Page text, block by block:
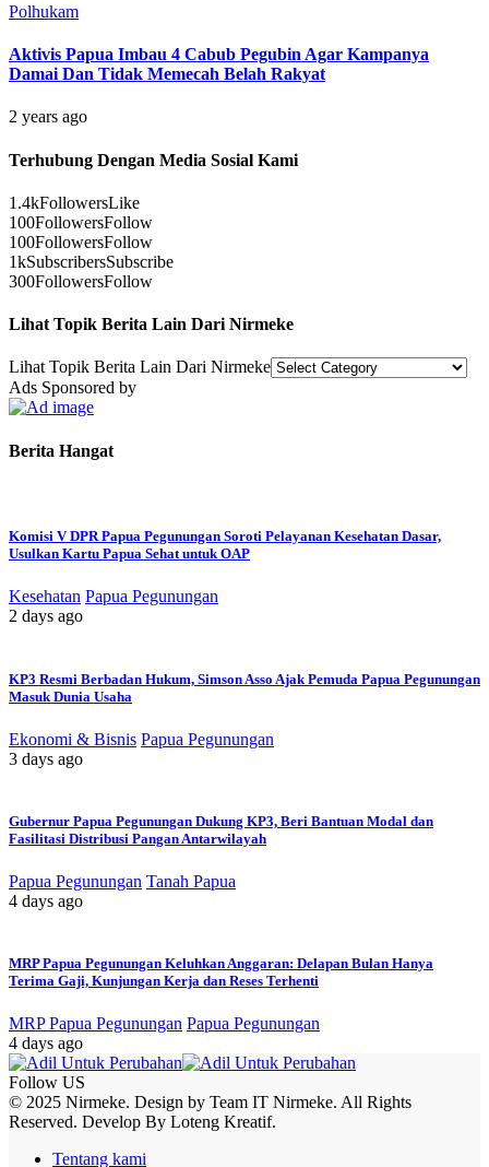
Polhukam
Aktivis Papua Imbau 4 Cabub Pegubin Agar Kampanya
Damai Dan Tidak Memecah Belah Rakyat
2 years ago
Terhubung Dengan Media Sosial Kami
1.4kFollowersLike
100FollowersFollow
100FollowersFollow
1kSubscribersSubscribe
300FollowersFollow
Lihat Topik Berita Lain Dari Nirmeke
Lihat Topik Berita Lain Dari Nirmeke
Ads Sponsored by
Berita Hangat
Komisi V DPR Papua Pegunungan Soroti Pelayanan Kesehatan Dasar,
Usulkan Kartu Papua Sehat untuk OAP
Kesehatan Papua Pegunungan
2 days ago
KP3 Resmi Berbadan Hukum, Simson Asso Ajak Pemuda Papua Pegunungan
Masuk Dunia Usaha
Ekonomi & Bisnis Papua Pegunungan
3 days ago
Gubernur Papua Pegunungan Dukung KP3, Beri Bantuan Modal dan
Fasilitasi Distribusi Pangan Antarwilayah
Papua Pegunungan Tanah Papua
4 days ago
MRP Papua Pegunungan Keluhkan Anggaran: Delapan Bulan Hanya
Terima Gaji, Kunjungan Kerja dan Reses Terhenti
MRP Papua Pegunungan Papua Pegunungan
4 days ago
Follow US
© 2025 Nirmeke. Design by Team IT Nirmeke. All Rights
Reserved. Develop By Loteng Kreatif.
Tentang kami